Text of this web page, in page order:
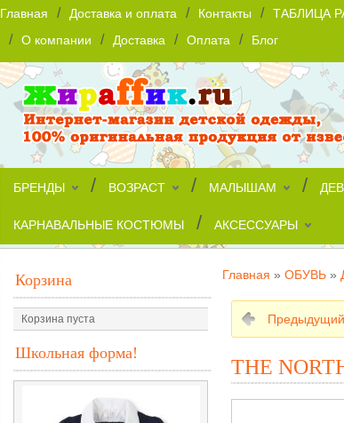
Главная / Доставка и оплата / Контакты / ТАБЛИЦА
/ О компании / Доставка / Оплата / Блог
БРЕНДЫ / ВОЗРАСТ / МАЛЫШАМ /
КАРНАВАЛЬНЫЕ КОСТЮМЫ / АКСЕССУАРЫ
Корзина
Корзина пуста
Школьная форма!
Главная » ОБУВЬ »
Предыдущий
THE